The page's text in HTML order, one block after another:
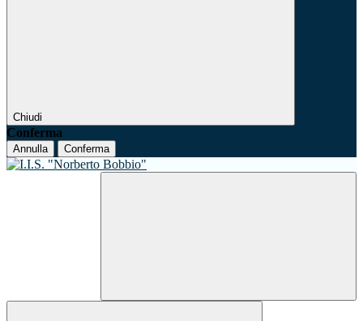
Chiudi
Conferma
Annulla Conferma